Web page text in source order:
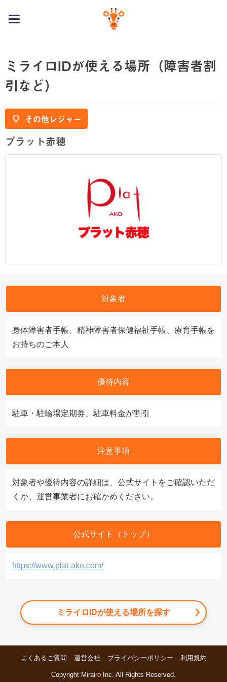
toggle
ミライロIDが使える場所（障害者割
引など）
その他レジャー
プラット赤穂
対象者
身体障害者手帳、精神障害者保健福祉手帳、療育手帳を
お持ちのご本人
優待内容
駐車・駐輪場定期券、駐車料金が割引
注意事項
対象者や優待内容の詳細は、公式サイトをご確認いただ
くか、運営事業者にお確かめください。
公式サイト（トップ）
https://www.plat-ako.com/
ミライロIDが使える場所を探す
よくあるご質問 運営会社 プライバシーポリシー 利用規約
Copyright Mirairo Inc. All Rights Reserved.